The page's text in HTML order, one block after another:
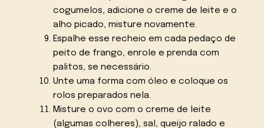
cogumelos, adicione o creme de leite e o
alho picado, misture novamente.
Espalhe esse recheio em cada pedaço de
peito de frango, enrole e prenda com
palitos, se necessário.
Unte uma forma com óleo e coloque os
rolos preparados nela.
Misture o ovo com o creme de leite
(algumas colheres), sal, queijo ralado e